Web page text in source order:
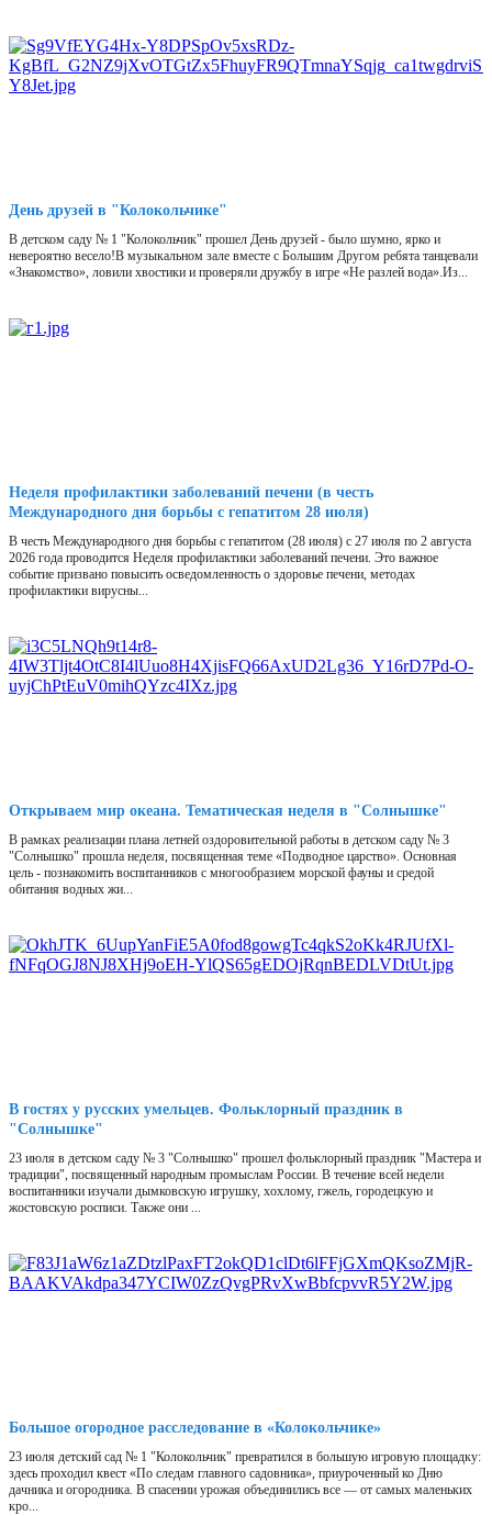
День друзей в "Колокольчике"
В детском саду № 1 "Колокольчик" прошел День друзей - было шумно, ярко и
невероятно весело!В музыкальном зале вместе с Большим Другом ребята танцевали
«Знакомство», ловили хвостики и проверяли дружбу в игре «Не разлей вода».Из...
Неделя профилактики заболеваний печени (в честь
Международного дня борьбы с гепатитом 28 июля)
В честь Международного дня борьбы с гепатитом (28 июля) с 27 июля по 2 августа
2026 года проводится Неделя профилактики заболеваний печени. Это важное
событие призвано повысить осведомленность о здоровье печени, методах
профилактики вирусны...
Открываем мир океана. Тематическая неделя в "Солнышке"
В рамках реализации плана летней оздоровительной работы в детском саду № 3
"Солнышко" прошла неделя, посвященная теме «Подводное царство». Основная
цель - познакомить воспитанников с многообразием морской фауны и средой
обитания водных жи...
В гостях у русских умельцев. Фольклорный праздник в
"Солнышке"
23 июля в детском саду № 3 "Солнышко" прошел фольклорный праздник "Мастера и
традиции", посвященный народным промыслам России. В течение всей недели
воспитанники изучали дымковскую игрушку, хохлому, гжель, городецкую и
жостовскую росписи. Также они ...
Большое огородное расследование в «Колокольчике»
23 июля детский сад № 1 "Колокольчик" превратился в большую игровую площадку:
здесь проходил квест «По следам главного садовника», приуроченный ко Дню
дачника и огородника. В спасении урожая объединились все — от самых маленьких
кро...